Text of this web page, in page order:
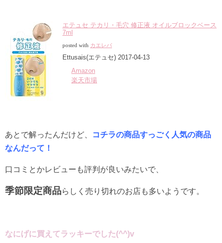
エテュセ テカリ・毛穴 修正液 オイルブロックベース
7ml
posted with カエレバ
Ettusais(エテュセ) 2017-04-13
Amazon
楽天市場
あとで解ったんだけど、
コチラの商品すっごく人気の商品
なんだって！
口コミとかレビューも評判が良いみたいで、
季節限定商品らしく売り切れのお店も多いようです。
なにげに買えてラッキーでした(^^)v